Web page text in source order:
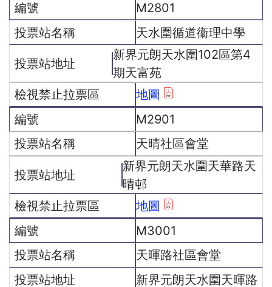
M2801
天水圍循道衞理中學
新界元朗天水圍102區第4
期天富苑
地圖
M2901
天晴社區會堂
新界元朗天水圍天華路天
晴邨
地圖
M3001
天暉路社區會堂
新界元朗天水圍天暉路